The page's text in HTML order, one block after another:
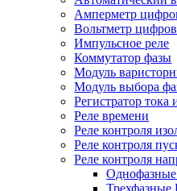
Амперметр
Вольтметр
Импульсное реле
Коммутатор фазы
Модуль
Модуль выбора
Регистратор тока
Реле времени
Реле контроля
Реле контроля
Реле контроля